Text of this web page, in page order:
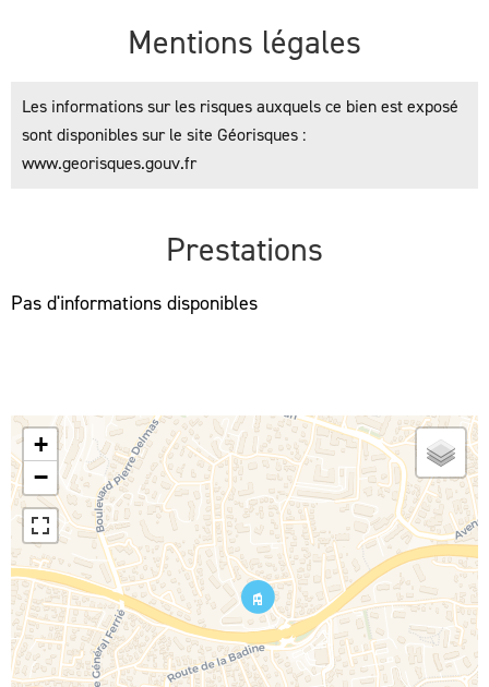
Mentions légales
Les informations sur les risques auxquels ce bien est exposé
sont disponibles sur le site Géorisques :
www.georisques.gouv.fr
Prestations
Pas d'informations disponibles
+
−